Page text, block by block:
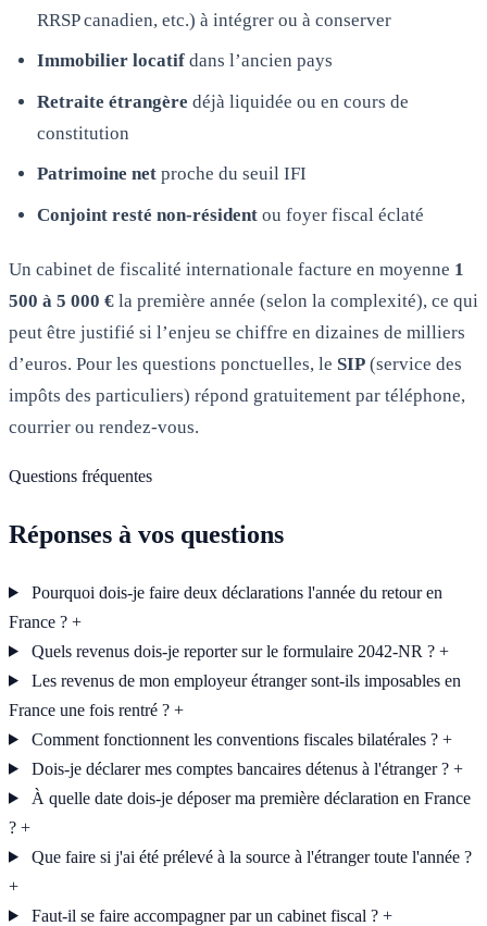
RRSP canadien, etc.) à intégrer ou à conserver
Immobilier locatifdans l’ancien pays
Retraite étrangère déjà liquidée ou en cours de
constitution
Patrimoine netproche du seuil IFI
Conjoint resté non-résidentou foyer fiscal éclaté
Un cabinet de fiscalité internationale facture en moyenne 1
500 à 5 000 € la première année (selon la complexité), ce qui
peut être justifié si l’enjeu se chiffre en dizaines de milliers
d’euros. Pour les questions ponctuelles, le SIP (service des
impôts des particuliers) répond gratuitement par téléphone,
courrier ou rendez-vous.
Questions fréquentes
Réponses à vos questions
Pourquoi dois-je faire deux déclarations l'année du retour en
France ? +
Quels revenus dois-je reporter sur le formulaire 2042-NR ? +
Les revenus de mon employeur étranger sont-ils imposables en
France une fois rentré ? +
Comment fonctionnent les conventions fiscales bilatérales ? +
Dois-je déclarer mes comptes bancaires détenus à l'étranger ? +
À quelle date dois-je déposer ma première déclaration en France
? +
Que faire si j'ai été prélevé à la source à l'étranger toute l'année ?
+
Faut-il se faire accompagner par un cabinet fiscal ? +